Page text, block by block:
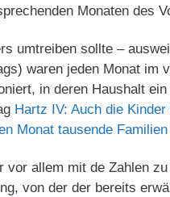
Monaten des
umtreiben sollte –
waren jeden Monat im
in deren Haushalt
Hartz IV: Auch die
Monat tausende
allem mit de Zahlen
von der der bereits